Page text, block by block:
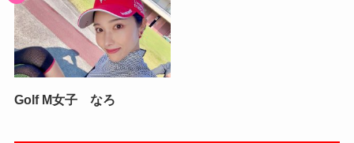
Golf M女子 なろ